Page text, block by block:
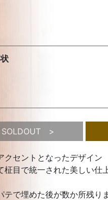
>
クセントとなったデザイン
柾目で統一された美しい仕
テで埋めた後が数か所残り